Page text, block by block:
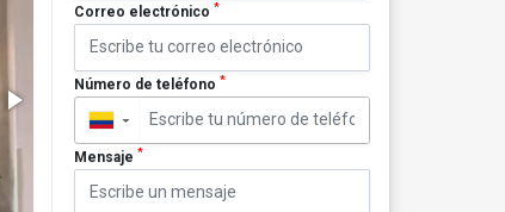
Correo electrónico *
Número de teléfono *
▼
Mensaje *